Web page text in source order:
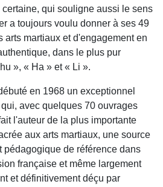
qui souligne aussi le sens
a toujours voulu donner à ses 49
arts martiaux et d'engagement en
dans le plus pur
», « Ha » et « Li ».
en 1968 un exceptionnel
avec quelques 70 ouvrages
l'auteur de la plus importante
aux arts martiaux, une source
pédagogique de référence dans
française et même largement
et définitivement déçu par